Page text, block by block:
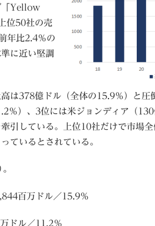
「Yellow
位50社の売
年比2.4％の
に近い堅調
は378億ドル（全体の15.9％）と圧
％）、3位には米ジョンディア（
引している。上位10社だけで市場
ているとされている。
百万ドル／15.9％
ドル／11.2％